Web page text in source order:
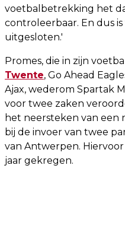
voetbalbetrekking het
controleerbaar. En dus
uitgesloten.'
Promes, die in zijn
Twente, Go Ahead
Ajax, wederom Spartak
voor twee zaken
het neersteken van een
bij de invoer van twee
van Antwerpen.
jaar gekregen.